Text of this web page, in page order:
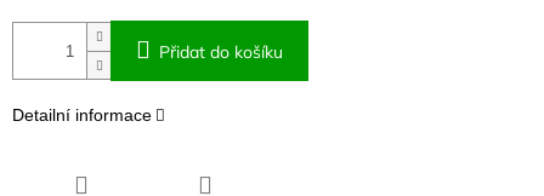
Přidat do košíku
Detailní informace